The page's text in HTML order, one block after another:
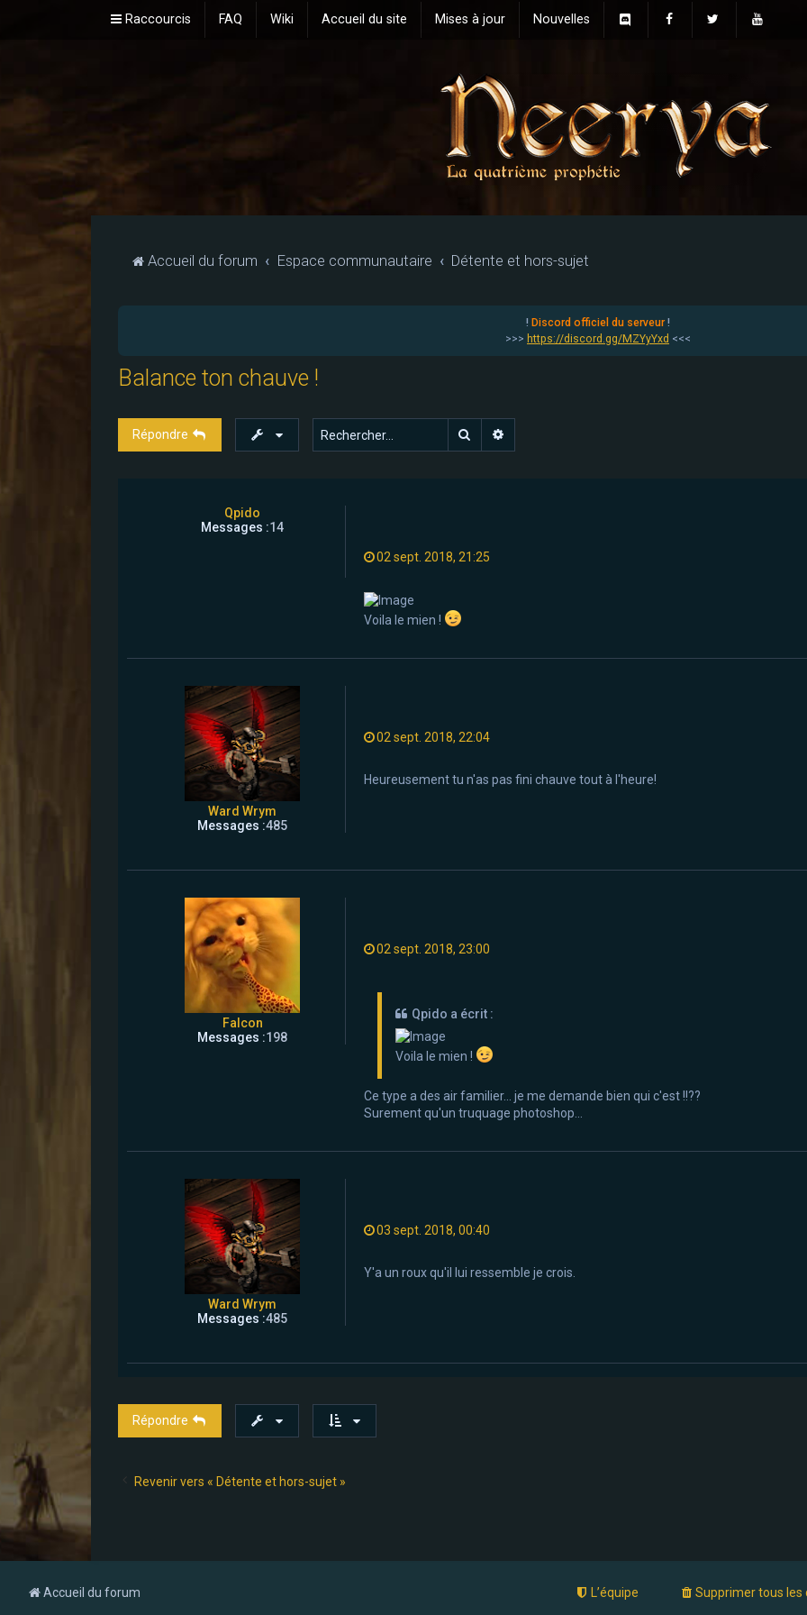
Raccourcis FAQ Wiki Accueil du site Mises à jour Nouvelles
Accueil du forum Espace communautaire Détente et hors-sujet
! Discord officiel du serveur!
>>> https://discord.gg/MZYyYxd <<<
Balance ton chauve !
Répondre Rechercher
Qpido
Messages :14
02 sept. 2018, 21:25
Voila le mien !
Ward Wrym
Messages :485
02 sept. 2018, 22:04
Heureusement tu n'as pas fini chauve tout à l'heure!
Falcon
Messages :198
02 sept. 2018, 23:00
Qpido a écrit :
Voila le mien !
Ce type a des air familier... je me demande bien qui c'est !!??
Surement qu'un truquage photoshop...
Ward Wrym
Messages :485
03 sept. 2018, 00:40
Y'a un roux qu'il lui ressemble je crois.
Répondre
Revenir vers « Détente et hors-sujet »
Accueil du forum Supprimer tous les
L’équipe